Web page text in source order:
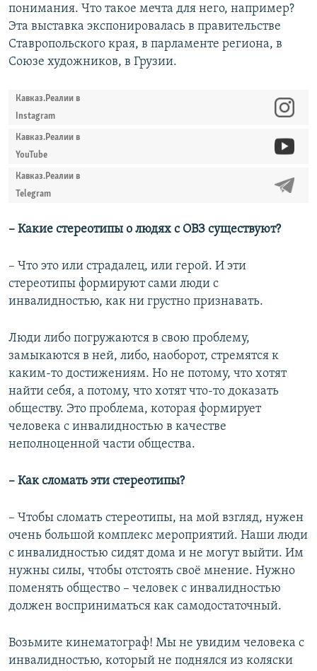
понимания. Что такое мечта для него, например?
Эта выставка экспонировалась в правительстве
Ставропольского края, в парламенте региона, в
Союзе художников, в Грузии.
Кавказ.Реалии в
Instagram
Кавказ.Реалии в
YouTube
Кавказ.Реалии в
Telegram
– Какие стереотипы о людях с ОВЗ существуют?
– Что это или страдалец, или герой. И эти
стереотипы формируют сами люди с
инвалидностью, как ни грустно признавать.
Люди либо погружаются в свою проблему,
замыкаются в ней, либо, наоборот, стремятся к
каким-то достижениям. Но не потому, что хотят
найти себя, а потому, что хотят что-то доказать
обществу. Это проблема, которая формирует
человека с инвалидностью в качестве
неполноценной части общества.
– Как сломать эти стереотипы?
– Чтобы сломать стереотипы, на мой взгляд, нужен
очень большой комплекс мероприятий. Наши люди
с инвалидностью сидят дома и не могут выйти. Им
нужны силы, чтобы отстоять своё мнение. Нужно
поменять общество – человек с инвалидностью
должен восприниматься как самодостаточный.
Возьмите кинематограф! Мы не увидим человека с
инвалидностью, который не поднялся из коляски